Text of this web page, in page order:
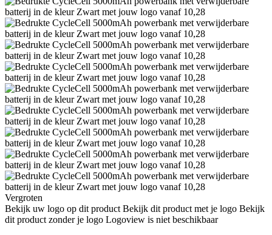
Vergroten
Bekijk uw logo op dit product Bekijk dit product met je logo Bekijk
dit product zonder je logo Logoview is niet beschikbaar